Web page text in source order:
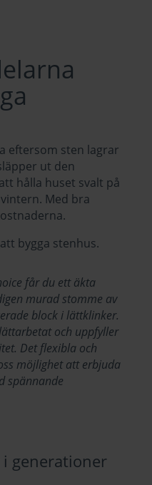
eftersom sten lagrar
ut den
hålla huset svalt på
Med bra
bygga stenhus.
får du ett äkta
murad stomme av
block i lättklinker.
och uppfyller
Det flexibla och
möjlighet att erbjuda
spännande
generationer